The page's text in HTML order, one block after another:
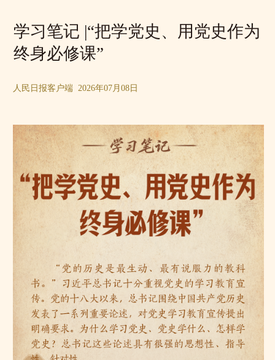
学习笔记 |“把学党史、用党史作为
终身必修课”
人民日报客户端 2026年07月08日